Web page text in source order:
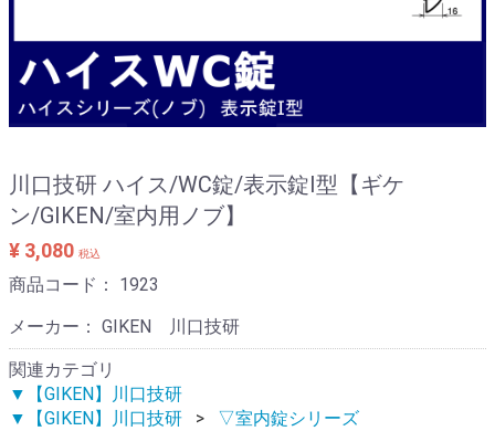
川口技研 ハイス/WC錠/表示錠I型【ギケ
ン/GIKEN/室内用ノブ】
¥ 3,080 税込
商品コード： 1923
メーカー： GIKEN 川口技研
関連カテゴリ
▼【GIKEN】川口技研
▼【GIKEN】川口技研
▽室内錠シリーズ